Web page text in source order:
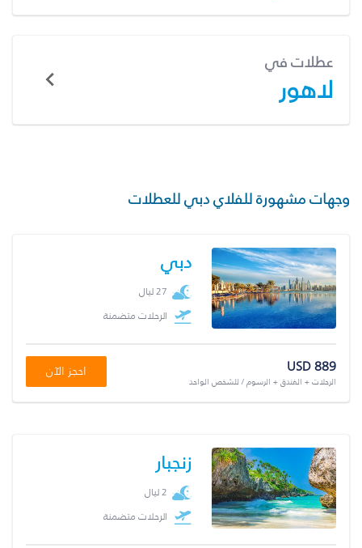
عطلات في
لاهور
وجهات مشهورة للفلاي دبي للعطلات
دبي
27 ليال
الرحلات متضمنة
USD 889
الرحلات + الفندق + الرسوم / للشخص الواحد
احجز الآن
زنجبار
2 ليال
الرحلات متضمنة